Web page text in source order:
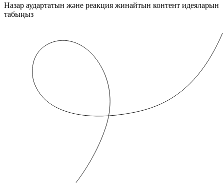
Назар аудартатын және реакция жинайтын контент идеяларын
табыңыз